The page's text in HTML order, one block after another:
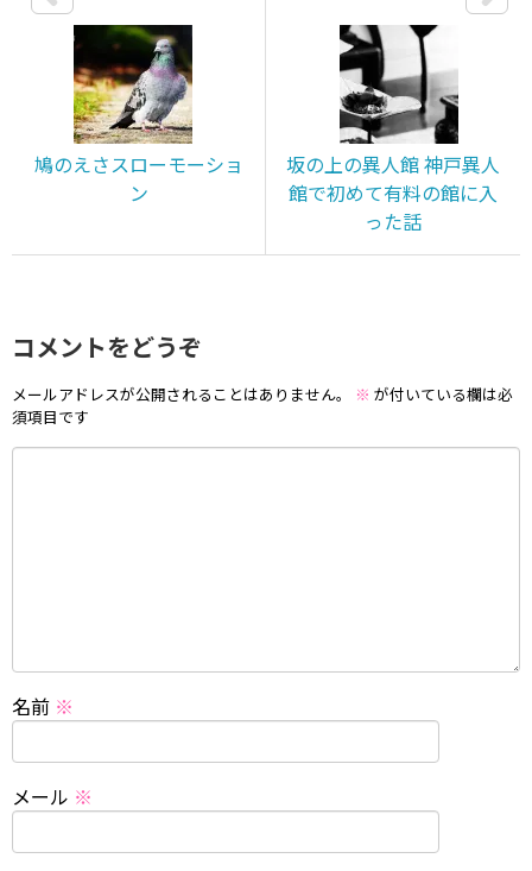
鳩のえさスローモーショ
ン
坂の上の異人館 神戸異人
館で初めて有料の館に入
った話
コメントをどうぞ
メールアドレスが公開されることはありません。 ※ が付いている欄は必
須項目です
名前 ※
メール ※